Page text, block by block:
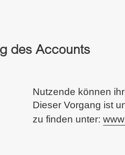
des Accounts
Nutzende können
Dieser Vorgang ist
zu finden unter: